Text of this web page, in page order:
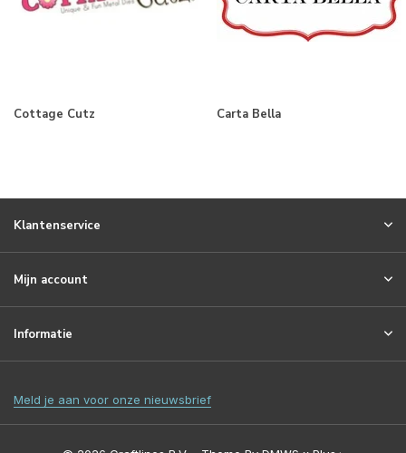
Cottage Cutz Carta Bella
Klantenservice
Mijn account
Informatie
Meld je aan voor onze nieuwsbrief